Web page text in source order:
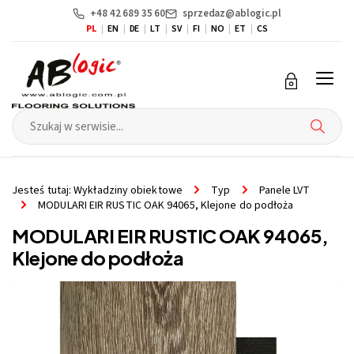
do menu
głównego
menu
w
stopce
+48 42 689 35 60 sprzedaz@ablogic.pl
PL EN DE LT SV FI NO ET CS
Jesteś tutaj: Wykładziny obiektowe Typ
Panele LVT
MODULARI EIR RUSTIC OAK 94065, Klejone do podłoża
MODULARI EIR RUSTIC OAK 94065,
Klejone do podłoża